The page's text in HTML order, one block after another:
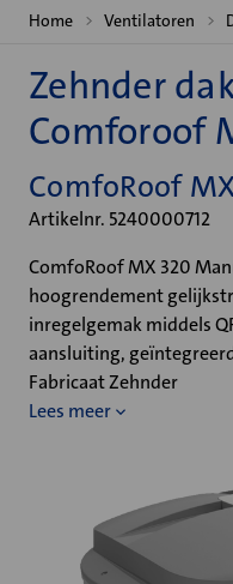
Home Ventilatoren
Zehnder
Comforoof
ComfoRoof
Artikelnr. 5240000712
ComfoRoof MX 320
hoogrendement
inregelgemak middels
aansluiting,
Fabricaat Zehnder
Lees meer